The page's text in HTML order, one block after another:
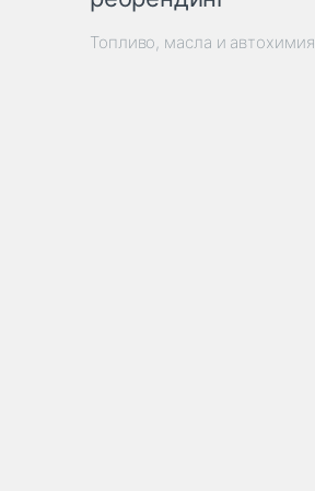
Топливо, масла и автохимия